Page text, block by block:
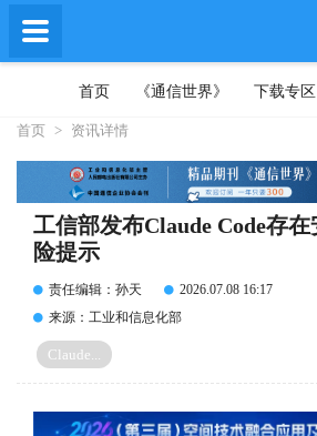
首页 《通信世界》 下载专区
首页 > 资讯详情
工信部发布Claude Code存
险提示
责任编辑：孙天
2026.07.08 16:17
来源：工业和信息化部
Claude...